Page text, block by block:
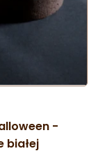
-
białej